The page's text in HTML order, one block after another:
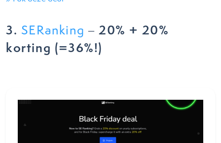
3. SERanking – 20% + 20%
korting (=36%!)